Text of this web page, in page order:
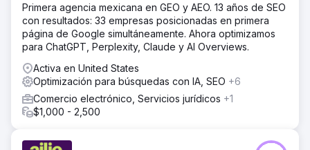
Primera agencia mexicana en GEO y AEO. 13 años de SEO
con resultados: 33 empresas posicionadas en primera
página de Google simultáneamente. Ahora optimizamos
para ChatGPT, Perplexity, Claude y AI Overviews.
Activa en United States
Optimización para búsquedas con IA, SEO +6
Comercio electrónico, Servicios jurídicos +1
$1,000 - 2,500